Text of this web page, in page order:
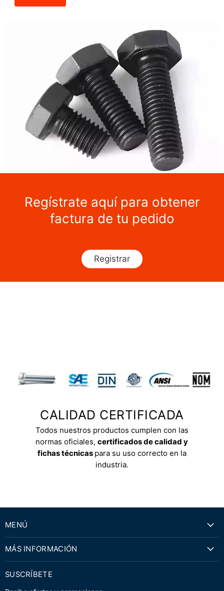
Regístrate aquí para obtener
factura de tu pedido
Registrar
CALIDAD CERTIFICADA
Todos nuestros productos cumplen con las
normas oficiales,certificados de calidad y
fichas técnicas para su uso correcto en la
industria.
MENÚ
MÁS INFORMACIÓN
SUSCRÍBETE